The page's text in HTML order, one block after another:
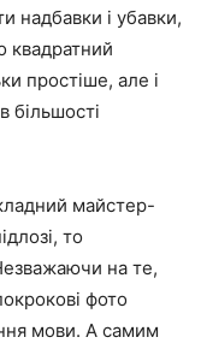
надбавки і убавки,
квадратний
простіше, але і
більшості
майстер-
то
на те,
фото
мови. А самим